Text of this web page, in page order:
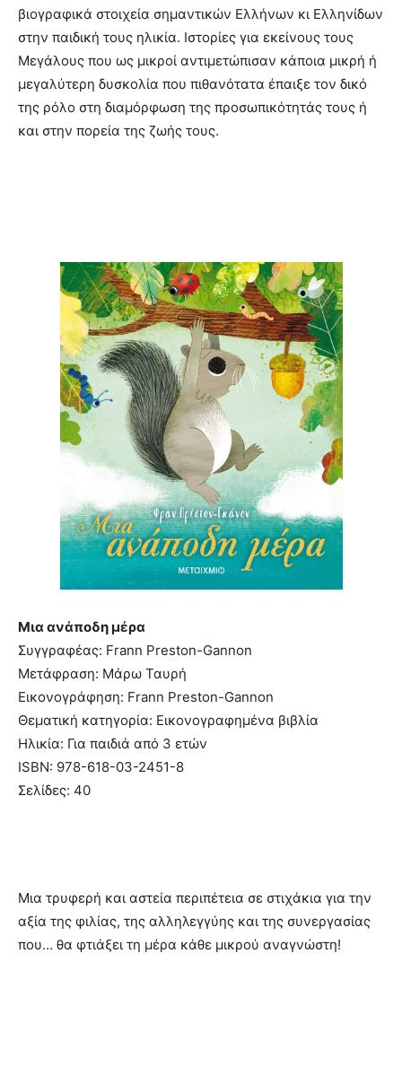
βιογραφικά στοιχεία σημαντικών Ελλήνων κι Ελληνίδων
στην παιδική τους ηλικία. Ιστορίες για εκείνους τους
Μεγάλους που ως μικροί αντιμετώπισαν κάποια μικρή ή
μεγαλύτερη δυσκολία που πιθανότατα έπαιξε τον δικό
της ρόλο στη διαμόρφωση της προσωπικότητάς τους ή
και στην πορεία της ζωής τους.
Μια ανάποδη μέρα
Συγγραφέας: Frann Preston-Gannon
Μετάφραση: Μάρω Ταυρή
Εικονογράφηση: Frann Preston-Gannon
Θεματική κατηγορία: Εικονογραφημένα βιβλία
Ηλικία: Για παιδιά από 3 ετών
ISBN: 978-618-03-2451-8
Σελίδες: 40
Μια τρυφερή και αστεία περιπέτεια σε στιχάκια για την
αξία της φιλίας, της αλληλεγγύης και της συνεργασίας
που… θα φτιάξει τη μέρα κάθε μικρού αναγνώστη!